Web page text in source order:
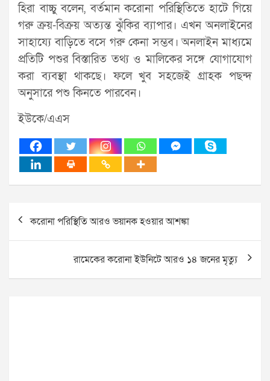
হিরা বাচ্চু বলেন, বর্তমান করোনা পরিস্থিতিতে হাটে গিয়ে
গরু ক্রয়-বিক্রয় অত্যন্ত ঝুঁকির ব্যাপার। এখন অনলাইনের
সাহায্যে বাড়িতে বসে গরু কেনা সম্ভব। অনলাইন মাধ্যমে
প্রতিটি পশুর বিস্তারিত তথ্য ও মালিকের সঙ্গে যোগাযোগ
করা ব্যবস্থা থাকছে। ফলে খুব সহজেই গ্রাহক পছন্দ
অনুসারে পশু কিনতে পারবেন।
ইউকে/এএস
Post
navigation
করোনা পরিস্থিতি আরও ভয়ানক হওয়ার আশঙ্কা
রামেকের করোনা ইউনিটে আরও ১৪ জনের মৃত্যু